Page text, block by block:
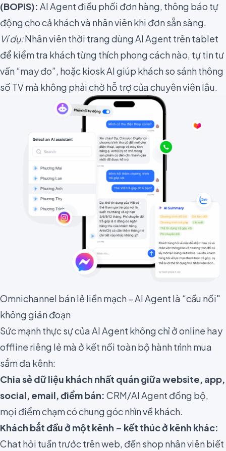
(BOPIS): AI Agent điều phối đơn hàng, thông báo tự
động cho cả khách và nhân viên khi đơn sẵn sàng.
Ví dụ:Nhân viên thời trang dùng AI Agent trên tablet
để kiểm tra khách từng thích phong cách nào, tự tin tư
vấn “may đo”, hoặc kiosk AI giúp khách so sánh thông
số TV mà không phải chờ hỗ trợ của chuyên viên lâu.
Omnichannel bán lẻ liền mạch – AI Agent là “cầu nối"
không gián đoạn
Sức mạnh thực sự của AI Agent không chỉ ở online hay
offline riêng lẻ mà ở kết nối toàn bộ hành trình mua
sắm đa kênh:
Chia sẻ dữ liệu khách nhất quán giữa website, app,
social, email, điểm bán: CRM/AI Agent đồng bộ,
mọi điểm chạm có chung góc nhìn về khách.
Khách bắt đầu ở một kênh – kết thúc ở kênh khác:
Chat hỏi tuần trước trên web, đến shop nhân viên biết